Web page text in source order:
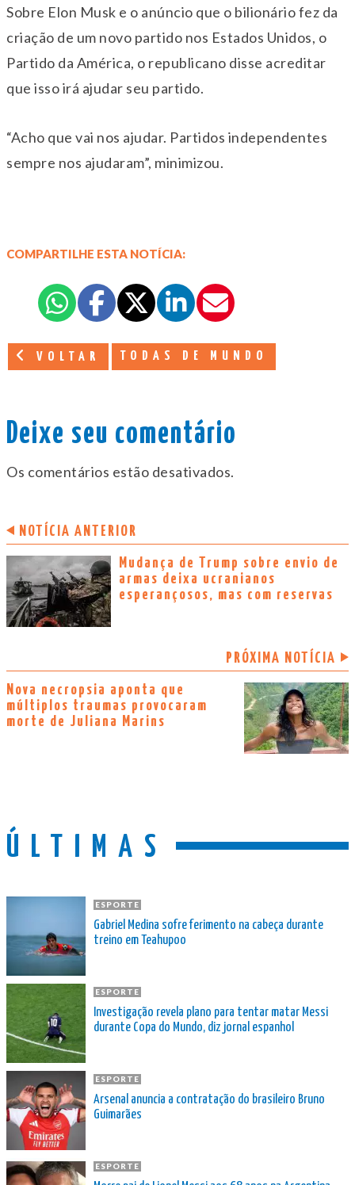
Sobre Elon Musk e o anúncio que o bilionário fez da
criação de um novo partido nos Estados Unidos, o
Partido da América, o republicano disse acreditar
que isso irá ajudar seu partido.
“Acho que vai nos ajudar. Partidos independentes
sempre nos ajudaram”, minimizou.
COMPARTILHE ESTA NOTÍCIA:
VOLTAR TODAS DE MUNDO
Deixe seu comentário
Os comentários estão desativados.
NOTÍCIA ANTERIOR
Mudança de Trump sobre envio de
armas deixa ucranianos
esperançosos, mas com reservas
PRÓXIMA NOTÍCIA
Nova necropsia aponta que
múltiplos traumas provocaram
morte de Juliana Marins
ÚLTIMAS
ESPORTE
Gabriel Medina sofre ferimento na cabeça durante
treino em Teahupoo
ESPORTE
Investigação revela plano para tentar matar Messi
durante Copa do Mundo, diz jornal espanhol
ESPORTE
Arsenal anuncia a contratação do brasileiro Bruno
Guimarães
ESPORTE